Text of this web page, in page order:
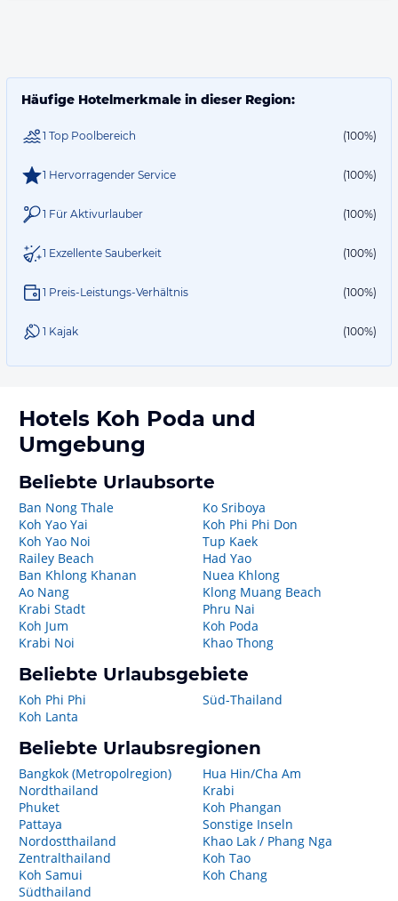
Häufige Hotelmerkmale in dieser Region:
1 Top Poolbereich (100%)
1 Hervorragender Service (100%)
1 Für Aktivurlauber (100%)
1 Exzellente Sauberkeit (100%)
1 Preis-Leistungs-Verhältnis (100%)
1 Kajak (100%)
Hotels Koh Poda und
Umgebung
Beliebte Urlaubsorte
Ban Nong Thale
Koh Yao Yai
Koh Yao Noi
Railey Beach
Ban Khlong Khanan
Ao Nang
Krabi Stadt
Koh Jum
Krabi Noi
Ko Sriboya
Koh Phi Phi Don
Tup Kaek
Had Yao
Nuea Khlong
Klong Muang Beach
Phru Nai
Koh Poda
Khao Thong
Beliebte Urlaubsgebiete
Koh Phi Phi
Koh Lanta
Süd-Thailand
Beliebte Urlaubsregionen
Bangkok (Metropolregion)
Nordthailand
Phuket
Pattaya
Nordostthailand
Zentralthailand
Koh Samui
Südthailand
Hua Hin/Cha Am
Krabi
Koh Phangan
Sonstige Inseln
Khao Lak / Phang Nga
Koh Tao
Koh Chang